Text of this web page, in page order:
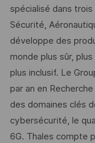
spécialisé dans
Sécurité,
développe des
monde plus sûr,
plus inclusif. Le
par an en
des domaines clés
cybersécurité, le
6G. Thales compte